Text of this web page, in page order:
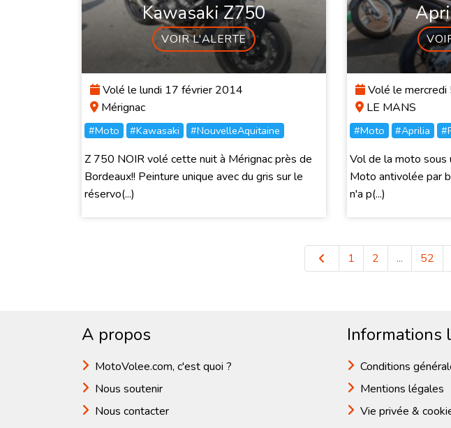
Kawasaki Z750
VOIR L'ALERTE
Volé le lundi 17 février 2014
Mérignac
#Moto #Kawasaki #NouvelleAquitaine
Z 750 NOIR volé cette nuit à Mérignac près de
Bordeaux!! Peinture unique avec du gris sur le
réservo(...)
Volé le
LE MANS
#Moto #Aprilia
Vol de la moto sous
Moto antivolée par
n'a p(...)
1 2 ... 52
A propos
MotoVolee.com, c'est quoi ?
Nous soutenir
Nous contacter
Informations
Conditions
Mentions légales
Vie privée &